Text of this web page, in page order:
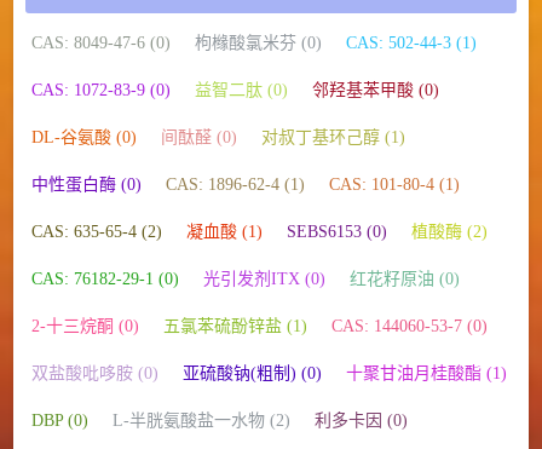
CAS: 8049-47-6 (0) 枸橼酸氯米芬 (0) CAS: 502-44-3 (1)
CAS: 1072-83-9 (0) 益智二肽 (0) 邻羟基苯甲酸 (0)
DL-谷氨酸 (0) 间酞醛 (0) 对叔丁基环己醇 (1)
中性蛋白酶 (0) CAS: 1896-62-4 (1) CAS: 101-80-4 (1)
CAS: 635-65-4 (2) 凝血酸 (1) SEBS6153 (0) 植酸酶 (2)
CAS: 76182-29-1 (0) 光引发剂ITX (0) 红花籽原油 (0)
2-十三烷酮 (0) 五氯苯硫酚锌盐 (1) CAS: 144060-53-7 (0)
双盐酸吡哆胺 (0) 亚硫酸钠(粗制) (0) 十聚甘油月桂酸酯 (1)
DBP (0) L-半胱氨酸盐一水物 (2) 利多卡因 (0)